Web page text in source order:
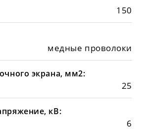
150
медные проволоки
экрана, мм2:
25
кВ:
6